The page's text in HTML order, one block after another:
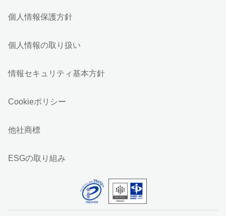
個人情報保護方針
個人情報の取り扱い
情報セキュリティ基本方針
Cookieポリシー
他社商標
ESGの取り組み